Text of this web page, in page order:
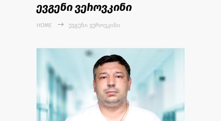
ევგენი ვეროვკინი
HOME ᲔᲕᲒᲔᲜᲘ ᲕᲔᲠᲝᲕᲙᲘᲜᲘ